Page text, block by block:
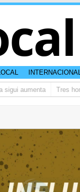
aumenta Tres